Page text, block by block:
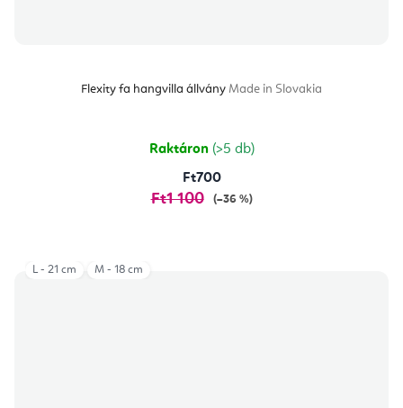
Flexity fa hangvilla állvány Made in Slovakia
Raktáron (>5 db)
Ft700
Ft1 100 (–36 %)
L - 21 cm M - 18 cm